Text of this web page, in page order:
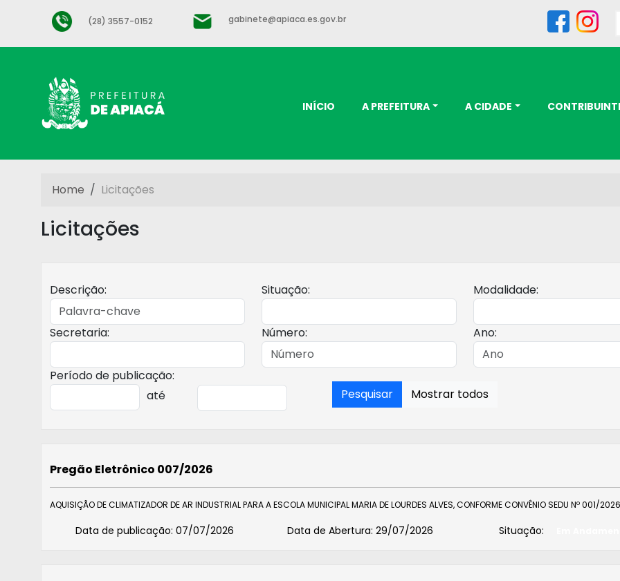
(28) 3557-0152 gabinete@apiaca.es.gov.br
INÍCIO A PREFEITURA A CIDADE
Home Licitações
Licitações
Descrição: Situação: Modalidade:
Secretaria: Número: Ano:
Período de publicação:
até
Pesquisar Mostrar todos
Pregão Eletrônico 007/2026
AQUISIÇÃO DE CLIMATIZADOR DE AR INDUSTRIAL PARA A ESCOLA MUNICIPAL MARIA DE LOURDES ALVES, CONFORME CONVÊNIO SEDU Nº 001/2026
Data de publicação: 07/07/2026 Data de Abertura: 29/07/2026 Situação: